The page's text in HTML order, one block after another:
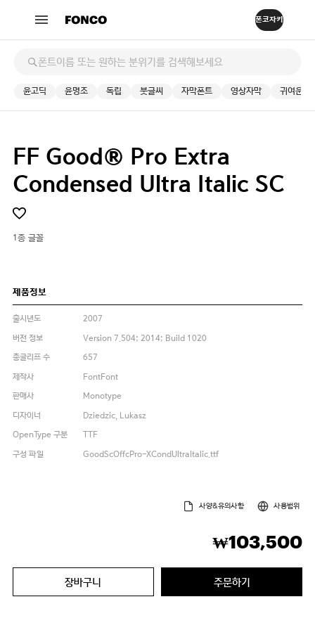
윤고딕 윤명조 독립 붓글씨 자막폰트 영상자막 귀여운
FF Good® Pro Extra
Condensed Ultra Italic SC
1종 글꼴
제품정보
출시년도
2007
버전 정보
Version 7.504; 2014; Build 1020
총글리프 수
657
제작사
FontFont
판매사
Monotype
디자이너
Dziedzic, Lukasz
OpenType 구분
TTF
구성 파일
GoodScOffcPro-XCondUltraItalic.ttf
사양&유의사항 사용범위
₩103,500
장바구니 주문하기